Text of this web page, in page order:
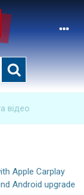
відео
Apple Carplay
Android upgrade